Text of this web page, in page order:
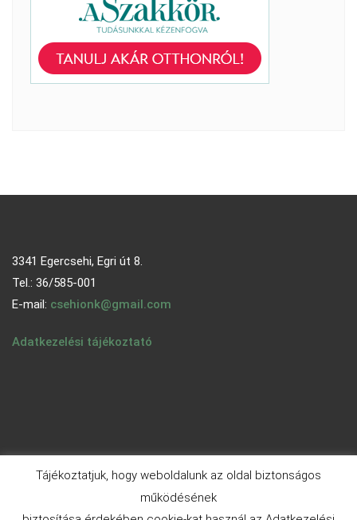
3341 Egercsehi, Egri út 8.
Tel.: 36/585-001
E-mail: csehionk@gmail.com
Adatkezelési tájékoztató
Tájékoztatjuk, hogy weboldalunk az oldal biztonságos
működésének